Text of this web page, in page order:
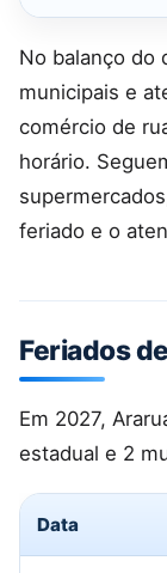
No balanço do
municipais e
comércio de
horário.
feriado e o
Feriados
Em 2027,
estadual e 2
Data